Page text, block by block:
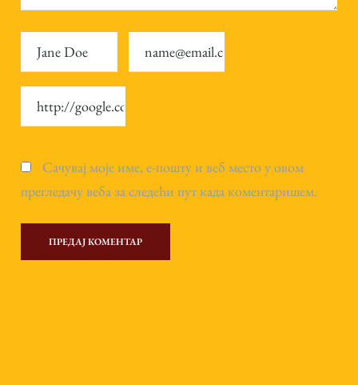
Сачувај моје име, е-пошту и веб место у овом
прегледачу веба за следећи пут када коментаришем.